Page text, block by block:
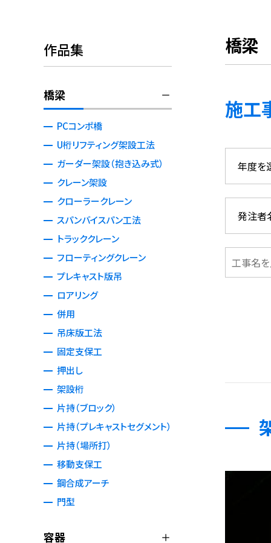
作品集
橋梁
PCコンポ橋
U桁リフティング架設工法
ガーダー架設（抱き込み式）
クレーン架設
クローラークレーン
スパンバイスパン工法
トラッククレーン
フローティングクレーン
プレキャスト版吊
ロアリング
併用
吊床版工法
固定支保工
押出し
架設桁
片持（ブロック）
片持（プレキャストセグメント）
片持（場所打）
移動支保工
鋼合成アーチ
門型
容器
橋梁
施工